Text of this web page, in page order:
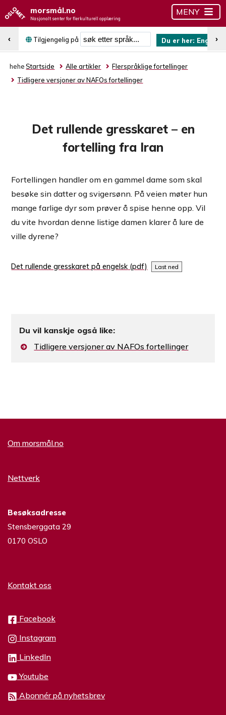
morsmål.no
Nasjonalt senter for flerkulturell opplæring
MENY
Tilgjengelig på
Søk etter språk
Du er her: Engelsk
‹ ›
hehe Startside Alle artikler
Flerspråklige fortellinger
Tidligere versjoner av NAFOs fortellinger
Det rullende gresskaret – en
fortelling fra Iran
Fortellingen handler om en gammel dame som skal
besøke sin datter og svigersønn. På veien møter hun
mange farlige dyr som prøver å spise henne opp. Vil
du vite hvordan denne listige damen klarer å lure de
ville dyrene?
Det rullende gresskaret på engelsk Last ned
Du vil kanskje også like:
Tidligere versjoner av NAFOs fortellinger
Om morsmål.no
Nettverk
Besøksadresse
Stensberggata 29
0170 OSLO
Kontakt oss
Facebook
Instagram
LinkedIn
Youtube
Abonnér på nyhetsbrev